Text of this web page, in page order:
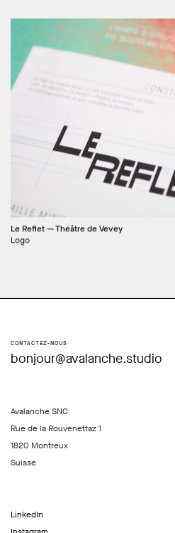
Le Reflet — Théâtre de Vevey
Logo
CONTACTEZ-NOUS
bonjour@avalanche.studio
Avalanche SNC
Rue de la Rouvenettaz 1
1820 Montreux
Suisse
LinkedIn